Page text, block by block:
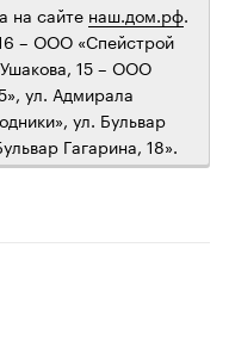
на сайте наш.дом.рф.
– ООО «Спейстрой
15 – ООО
ул. Адмирала
ул. Бульвар
Гагарина, 18».